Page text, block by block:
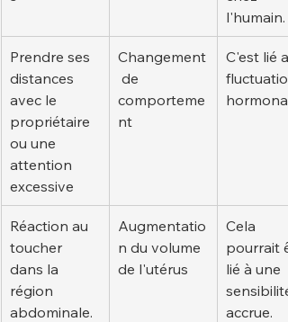
l'humain.
Prendre ses
distances
avec le
propriétaire
ou une
attention
excessive
Changement
de
comporteme
nt
C'est lié
Réaction au
toucher
dans la
région
abdominale.
Augmentatio
n du volume
de l'utérus
Cela
pourrait
lié à une
sensibilité
accrue.